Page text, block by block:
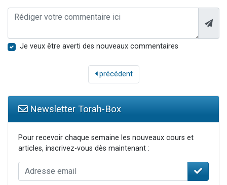
Je veux être averti des nouveaux commentaires
précédent
Newsletter Torah-Box
Pour recevoir chaque semaine les nouveaux cours et
articles, inscrivez-vous dès maintenant :